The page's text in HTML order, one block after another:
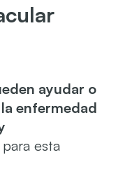
ayudar o
enfermedad
para esta